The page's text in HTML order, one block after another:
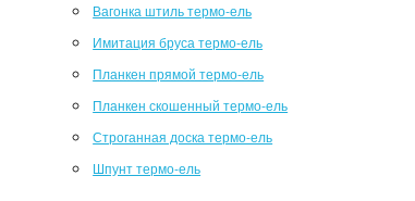
Вагонка штиль термо-ель
Имитация бруса термо-ель
Планкен прямой термо-ель
Планкен скошенный термо-ель
Строганная доска термо-ель
Шпунт термо-ель